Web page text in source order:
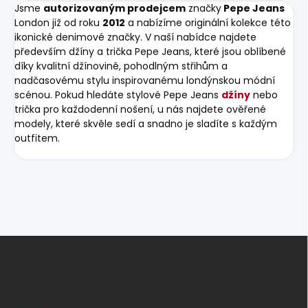
Jsme autorizovaným prodejcem značky Pepe Jeans
London již od roku 2012 a nabízíme originální kolekce této
ikonické denimové značky. V naší nabídce najdete
především džíny a trička Pepe Jeans, které jsou oblíbené
díky kvalitní džínovině, pohodlným střihům a
nadčasovému stylu inspirovanému londýnskou módní
scénou. Pokud hledáte stylové Pepe Jeans džíny nebo
trička pro každodenní nošení, u nás najdete ověřené
modely, které skvěle sedí a snadno je sladíte s každým
outfitem.
Z